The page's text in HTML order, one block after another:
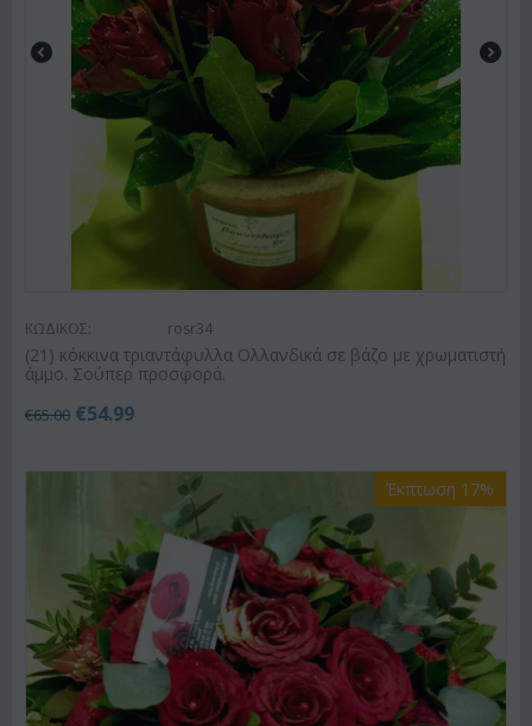
ΚΩΔΙΚΟΣ: rosr34
(21) κόκκινα τριαντάφυλλα Ολλανδικά σε βάζο με χρωματιστή
άμμο. Σούπερ προσφορά.
€65.00 €54.99
Έκπτωση 17%